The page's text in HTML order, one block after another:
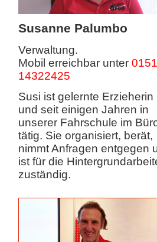
Susanne Palumbo
Verwaltung.
Mobil erreichbar unter
14322425
Susi ist gelernte Erzieherin
und seit einigen Jahren in
unserer Fahrschule im
tätig. Sie organisiert, berät,
nimmt Anfragen entgegen
ist für die
zuständig.